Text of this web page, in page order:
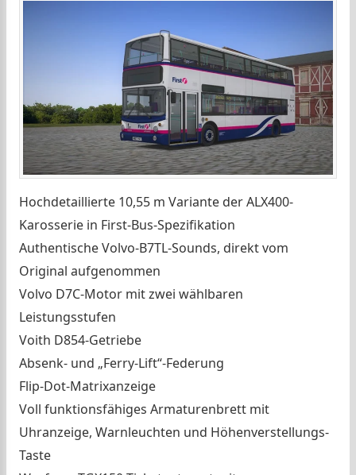
Hochdetaillierte 10,55 m Variante der ALX400-
Karosserie in First-Bus-Spezifikation
Authentische Volvo-B7TL-Sounds, direkt vom
Original aufgenommen
Volvo D7C-Motor mit zwei wählbaren
Leistungsstufen
Voith D854-Getriebe
Absenk- und „Ferry-Lift“-Federung
Flip-Dot-Matrixanzeige
Voll funktionsfähiges Armaturenbrett mit
Uhranzeige, Warnleuchten und Höhenverstellungs-
Taste